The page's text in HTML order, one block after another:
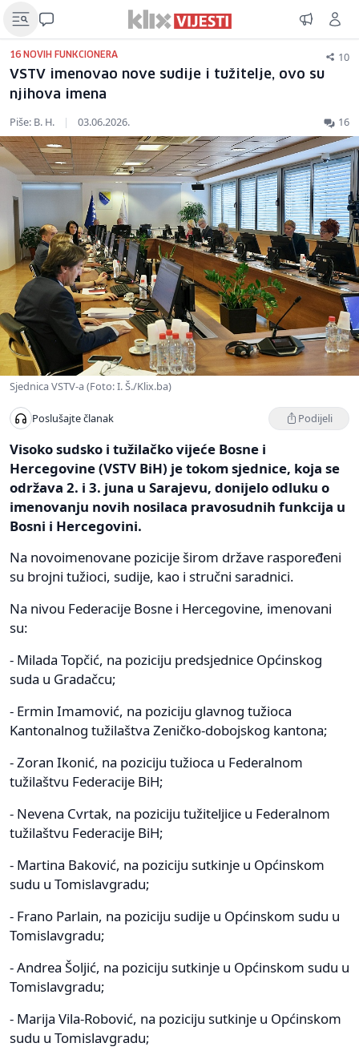
16 NOVIH FUNKCIONERA 10
VSTV imenovao nove sudije i tužitelje, ovo su
njihova imena
Piše: B. H. | 03.06.2026. 16
Sjednica VSTV-a (Foto: I. Š./Klix.ba)
Poslušajte članak Podijeli
Visoko sudsko i tužilačko vijeće Bosne i
Hercegovine (VSTV BiH) je tokom sjednice, koja se
održava 2. i 3. juna u Sarajevu, donijelo odluku o
imenovanju novih nosilaca pravosudnih funkcija u
Bosni i Hercegovini.
Na novoimenovane pozicije širom države raspoređeni
su brojni tužioci, sudije, kao i stručni saradnici.
Na nivou Federacije Bosne i Hercegovine, imenovani
su:
- Milada Topčić, na poziciju predsjednice Općinskog
suda u Gradačcu;
- Ermin Imamović, na poziciju glavnog tužioca
Kantonalnog tužilaštva Zeničko-dobojskog kantona;
- Zoran Ikonić, na poziciju tužioca u Federalnom
tužilaštvu Federacije BiH;
- Nevena Cvrtak, na poziciju tužiteljice u Federalnom
tužilaštvu Federacije BiH;
- Martina Baković, na poziciju sutkinje u Općinskom
sudu u Tomislavgradu;
- Frano Parlain, na poziciju sudije u Općinskom sudu u
Tomislavgradu;
- Andrea Šoljić, na poziciju sutkinje u Općinskom sudu u
Tomislavgradu;
- Marija Vila-Robović, na poziciju sutkinje u Općinskom
sudu u Tomislavgradu;